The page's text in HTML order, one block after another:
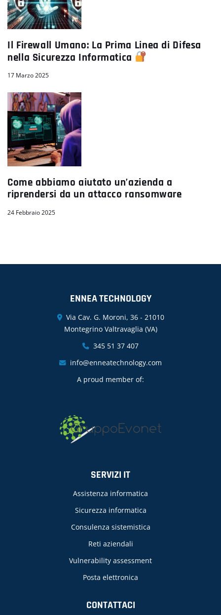
Il Firewall Umano: La Prima Linea di Difesa
nella Sicurezza Informatica
17 Marzo 2025
Come abbiamo aiutato un’azienda a
riprendersi da un attacco ransomware
24 Febbraio 2025
ENNEA TECHNOLOGY
Via Cav. G. Moroni, 36 - 21010
Montegrino Valtravaglia (VA)
345 51 37 407
info@enneatechnology.com
A proud member of:
SERVIZI IT
Assistenza informatica
Sicurezza informatica
Consulenza sistemistica
Reti aziendali
Vulnerability assessment
Posta elettronica
CONTATTACI